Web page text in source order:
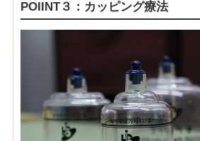
POIINT３：カッピング療法